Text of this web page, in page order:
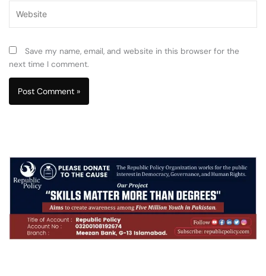
Save my name, email, and website in this browser for the
next time I comment.